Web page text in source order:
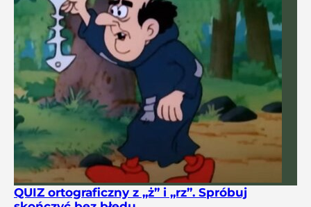
QUIZ ortograficzny z „ż” i „rz”. Spróbuj